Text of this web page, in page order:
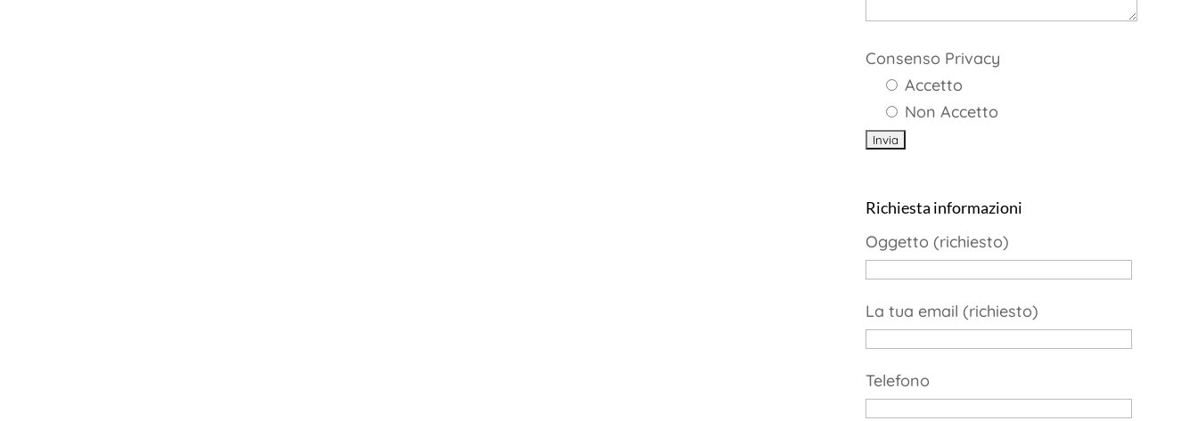
Consenso Privacy
Accetto
Non Accetto
Richiesta informazioni
Oggetto (richiesto)
La tua email (richiesto)
Telefono